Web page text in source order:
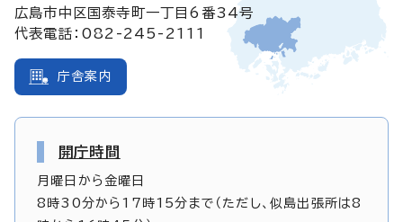
広島市中区国泰寺町一丁目6番34号
代表電話：082-245-2111
庁舎案内
開庁時間
月曜日から金曜日
8時30分から17時15分まで（ただし、似島出張所は8